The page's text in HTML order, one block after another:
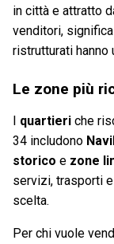
in città e attratto
venditori,
ristrutturati hanno
Le zone più
quartieri che
34 includono
storico e zone
servizi, trasporti
scelta.
Per chi vuole